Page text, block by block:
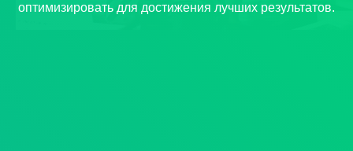
оптимизировать для достижения лучших результатов.